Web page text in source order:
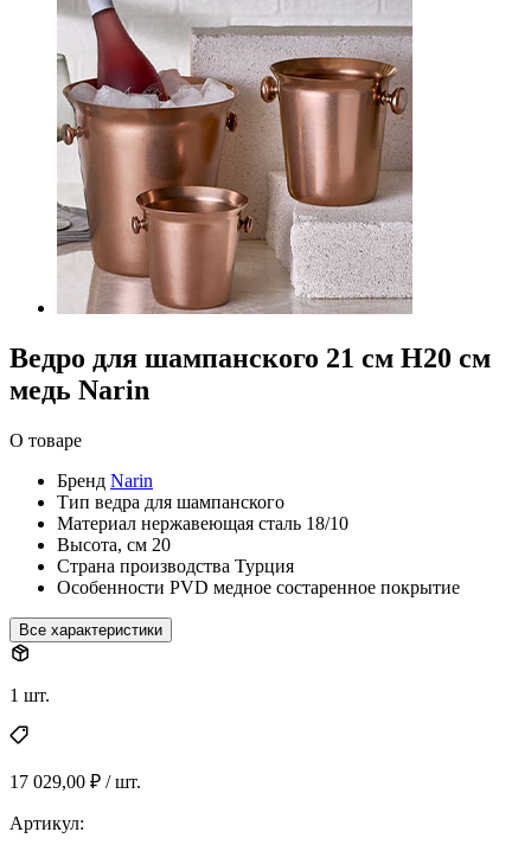
Ведро для шампанского 21 см H20 см
медь Narin
О товаре
Бренд Narin
Тип ведра для шампанского
Материал нержавеющая сталь 18/10
Высота, см 20
Страна производства Турция
Особенности PVD медное состаренное покрытие
Все характеристики
1 шт.
17 029,00 ₽ / шт.
Артикул: